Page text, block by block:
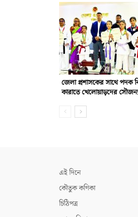
জেলা প্রশাসকের সাথে পদক
কারাতে খেলোয়াড়দের সৌজন্য
এই দিনে
কৌতুক কণিকা
চিঠিপত্র